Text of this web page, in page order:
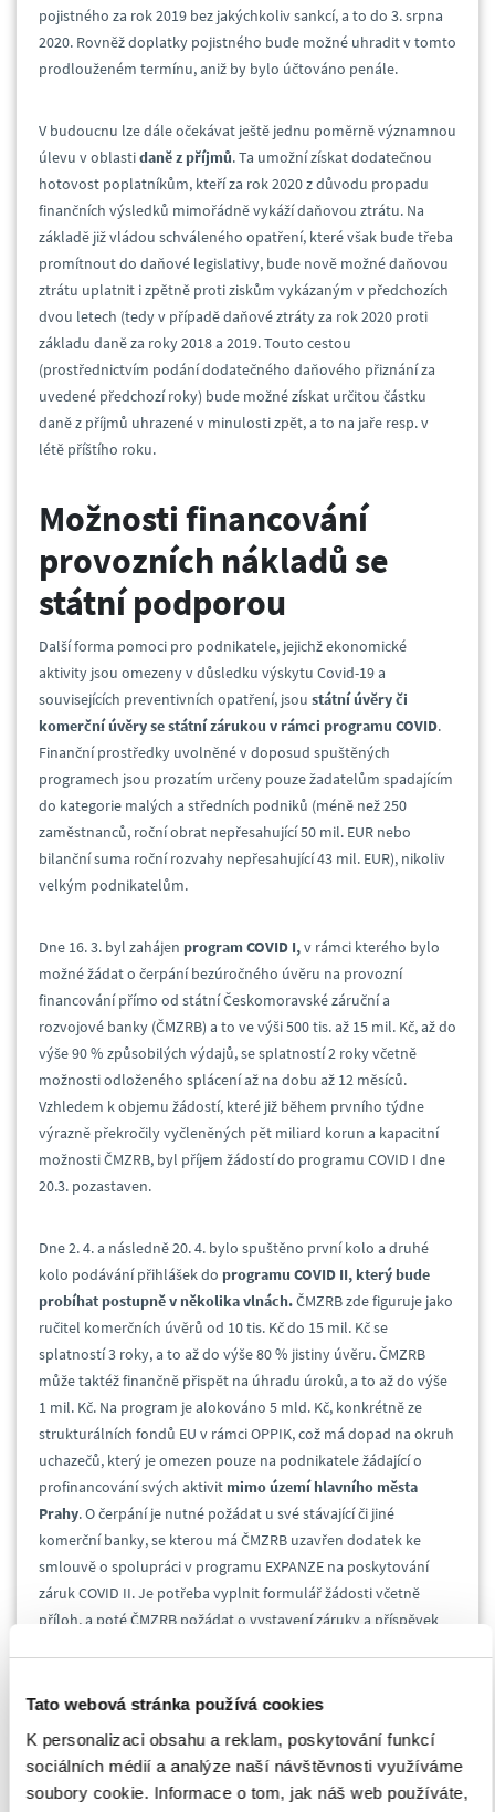
Tato webová stránka používá cookies
K personalizaci obsahu a reklam, poskytování funkcí
sociálních médií a analýze naší návštěvnosti využíváme
soubory cookie. Informace o tom, jak náš web používáte,
pojistného za rok 2019 bez jakýchkoliv sankcí, a to do 3. srpna
2020. Rovněž doplatky pojistného bude možné uhradit v tomto
prodlouženém termínu, aniž by bylo účtováno penále.
V budoucnu lze dále očekávat ještě jednu poměrně významnou
úlevu v oblastidaně z příjmů. Ta umožní získat dodatečnou
hotovost poplatníkům, kteří za rok 2020 z důvodu propadu
finančních výsledků mimořádně vykáží daňovou ztrátu. Na
základě již vládou schváleného opatření, které však bude třeba
promítnout do daňové legislativy, bude nově možné daňovou
ztrátu uplatnit i zpětně proti ziskům vykázaným v předchozích
dvou letech (tedy v případě daňové ztráty za rok 2020 proti
základu daně za roky 2018 a 2019. Touto cestou
(prostřednictvím podání dodatečného daňového přiznání za
uvedené předchozí roky) bude možné získat určitou částku
daně z příjmů uhrazené v minulosti zpět, a to na jaře resp. v
létě příštího roku.
Možnosti financování
provozních nákladů se
státní podporou
Další forma pomoci pro podnikatele, jejichž ekonomické
aktivity jsou omezeny v důsledku výskytu Covid-19 a
souvisejících preventivních opatření, jsou státní úvěry či
komerční úvěry se státní zárukou v rámci programu COVID.
Finanční prostředky uvolněné v doposud spuštěných
programech jsou prozatím určeny pouze žadatelům spadajícím
do kategorie malých a středních podniků (méně než 250
zaměstnanců, roční obrat nepřesahující 50 mil. EUR nebo
bilanční suma roční rozvahy nepřesahující 43 mil. EUR), nikoliv
velkým podnikatelům.
Dne 16. 3. byl zahájen program COVID I,v rámci kterého bylo
možné žádat o čerpání bezúročného úvěru na provozní
financování přímo od státní Českomoravské záruční a
rozvojové banky (ČMZRB) a to ve výši 500 tis. až 15 mil. Kč, až do
výše 90 % způsobilých výdajů, se splatností 2 roky včetně
možnosti odloženého splácení až na dobu až 12 měsíců.
Vzhledem k objemu žádostí, které již během prvního týdne
výrazně překročily vyčleněných pět miliard korun a kapacitní
možnosti ČMZRB, byl příjem žádostí do programu COVID I dne
20.3. pozastaven.
Dne 2. 4. a následně 20. 4. bylo spuštěno první kolo a druhé
kolo podávání přihlášek do programu COVID II, který bude
probíhat postupně v několika vlnách.ČMZRB zde figuruje jako
ručitel komerčních úvěrů od 10 tis. Kč do 15 mil. Kč se
splatností 3 roky, a to až do výše 80 % jistiny úvěru. ČMZRB
může taktéž finančně přispět na úhradu úroků, a to až do výše
1 mil. Kč. Na program je alokováno 5 mld. Kč, konkrétně ze
strukturálních fondů EU v rámci OPPIK, což má dopad na okruh
uchazečů, který je omezen pouze na podnikatele žádající o
profinancování svých aktivit mimo území hlavního města
Prahy. O čerpání je nutné požádat u své stávající či jiné
komerční banky, se kterou má ČMZRB uzavřen dodatek ke
smlouvě o spolupráci v programu EXPANZE na poskytování
záruk COVID II. Je potřeba vyplnit formulář žádosti včetně
příloh, a poté ČMZRB požádat o vystavení záruky a příspěvek
financování, tzn. zejménana mzdy zaměstnanců, financování
hmotného a nehmotného majetku. Druhé kolo bude
následovat v rámci několika dnů.